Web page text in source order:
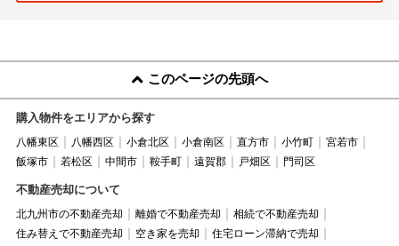
このページの先頭へ
購入物件をエリアから探す
八幡東区 八幡西区 小倉北区 小倉南区 直方市 小竹町
宮若市
飯塚市
若松区 中間市 鞍手町 遠賀郡 戸畑区 門司区
不動産売却について
北九州市の不動産売却 離婚で不動産売却
相続で不動産売却
住み替えで不動産売却
空き家を売却
住宅ローン滞納で売却